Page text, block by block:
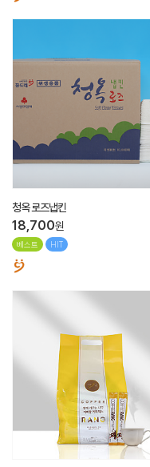
청옥 로즈냅킨
18,700원
베스트 HIT